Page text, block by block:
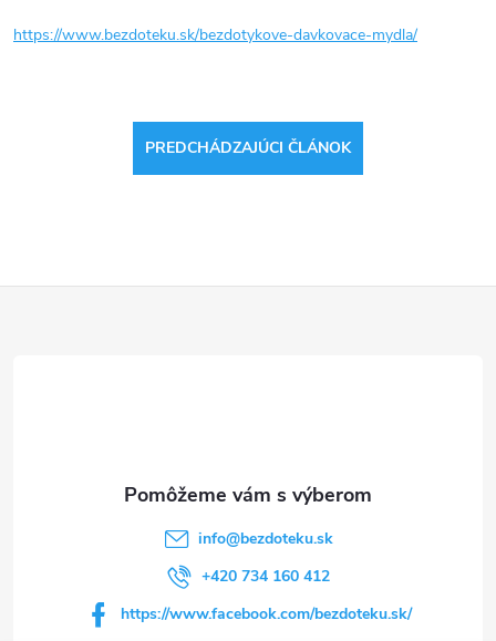
https://www.bezdoteku.sk/bezdotykove-davkovace-mydla/
PREDCHÁDZAJÚCI ČLÁNOK
info@bezdoteku.sk
+420 734 160 412
https://www.facebook.com/bezdoteku.sk/